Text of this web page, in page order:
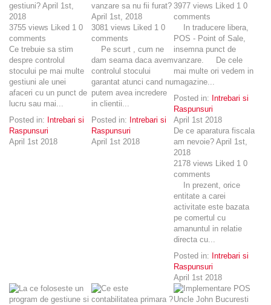
gestiuni? April 1st,
2018
3755 views Liked 1 0
comments
Ce trebuie sa stim
despre controlul
stocului pe mai multe
gestiuni ale unei
afaceri cu un punct de
lucru sau mai...
Posted in: Intrebari si
Raspunsuri
April 1st 2018
vanzare sa nu fii furat?
April 1st, 2018
3081 views Liked 1 0
comments
Pe scurt , cum ne
dam seama daca avem
controlul stocului
garantat atunci cand nu
putem avea incredere
in clientii...
Posted in: Intrebari si
Raspunsuri
April 1st 2018
3977 views Liked 1 0
comments
In traducere libera,
POS - Point of Sale,
insemna punct de
vanzare. De cele
mai multe ori vedem in
magazine...
Posted in: Intrebari si
Raspunsuri
April 1st 2018
De ce aparatura fiscala
am nevoie? April 1st,
2018
2178 views Liked 1 0
comments
In prezent, orice
entitate a carei
activitate este bazata
pe comertul cu
amanuntul in relatie
directa cu...
Posted in: Intrebari si
Raspunsuri
April 1st 2018